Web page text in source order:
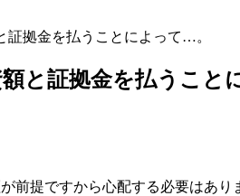
証拠金を払うことによって…。
と証拠金を払うこと
前提ですから心配する必要はあ